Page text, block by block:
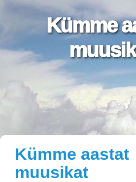
Kümme
Kümme aastat
muusikat